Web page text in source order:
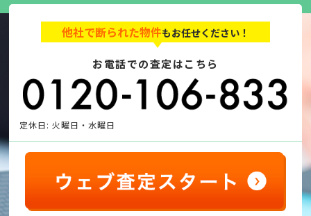
他社で断られた物件もお任せください！
お電話での査定はこちら
定休日: 火曜日・水曜日